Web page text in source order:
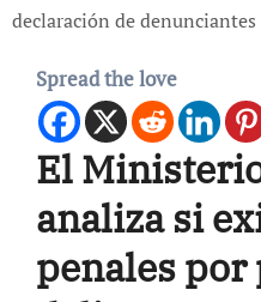
Spread the love
El
analiza si
penales